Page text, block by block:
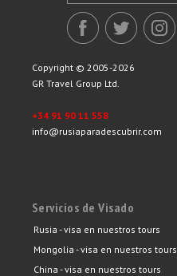
Copyright © 2005-2026
GR Travel Group Ltd.
+34 91 90 11 558
info@rusiaparadescubrir.com
Servicios de Visado
Rusia - visa en nuestros tours
Mongolia - visa en nuestros tours
China - visa en nuestros tours